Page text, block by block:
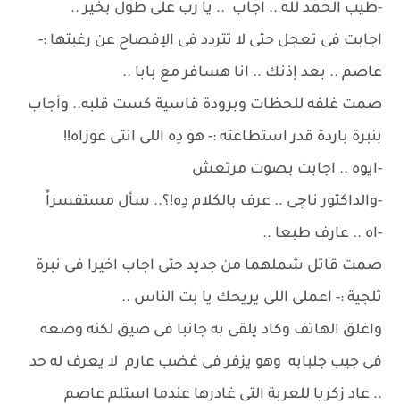
-طيب الحمد لله .. اجاب .. يا رب على طول بخير ..
اجابت فى تعجل حتى لا تتردد فى الإفصاح عن رغبتها :-
عاصم .. بعد إذنك .. انا هسافر مع بابا ..
صمت غلفه للحظات وبرودة قاسية كست قلبه.. وأجاب
بنبرة باردة قدر استطاعته :- هو دِه اللى انتى عوزاه!!
-ايوه .. اجابت بصوت مرتعش
-والداكتور ناچى .. عرف بالكلام دِه!؟.. سأل مستفسراً
-اه .. عارف طبعا ..
صمت قاتل شملهما من جديد حتى اجاب اخيرا فى نبرة
ثلجية :- اعملى اللى يريحك يا بت الناس ..
واغلق الهاتف وكاد يلقى به جانبا فى ضيق لكنه وضعه
فى جيب جلبابه وهو يزفر فى غضب عارم لا يعرف له حد
.. عاد زكريا للعربة التى غادرها عندما استلم عاصم